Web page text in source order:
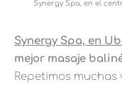
Synergy Spa, en el
Synergy Spa, en
mejor masaje
Repetimos muchas